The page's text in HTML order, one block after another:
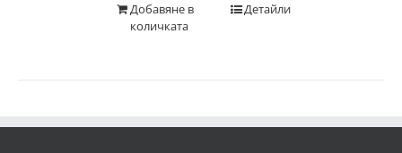
Добавяне в
количката
Детайли